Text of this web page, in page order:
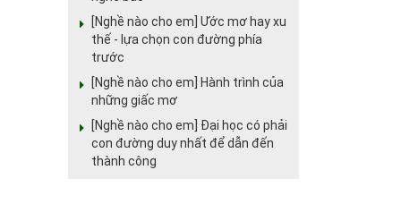
[Nghề nào cho em] Ước mơ hay xu
thế - lựa chọn con đường phía
trước
[Nghề nào cho em] Hành trình của
những giấc mơ
[Nghề nào cho em] Đại học có phải
con đường duy nhất để dẫn đến
thành công